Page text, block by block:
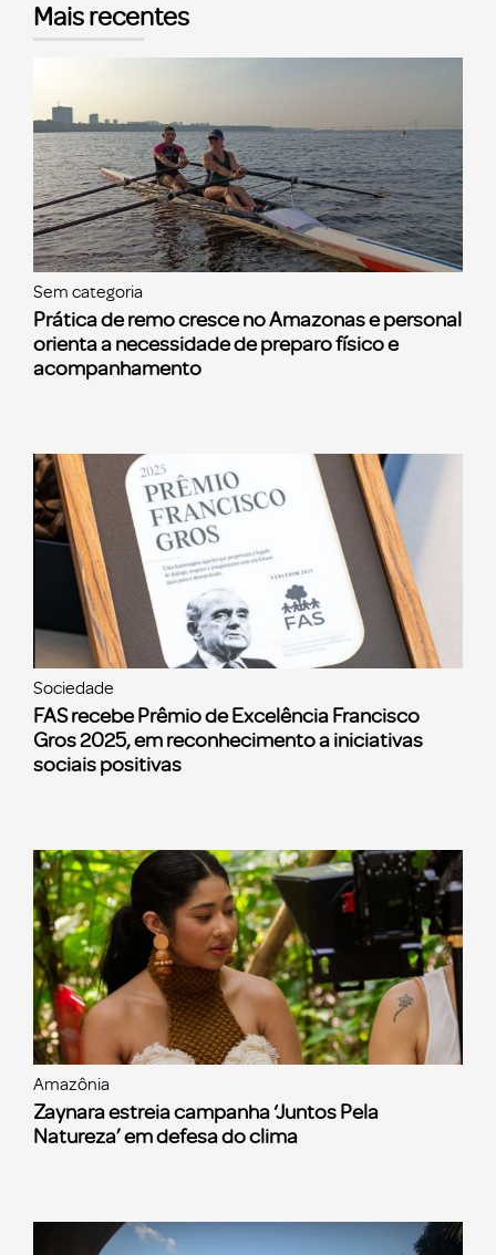
Mais recentes
Sem categoria
Prática de remo cresce no Amazonas e personal
orienta a necessidade de preparo físico e
acompanhamento
Sociedade
FAS recebe Prêmio de Excelência Francisco
Gros 2025, em reconhecimento a iniciativas
sociais positivas
Amazônia
Zaynara estreia campanha ‘Juntos Pela
Natureza’ em defesa do clima